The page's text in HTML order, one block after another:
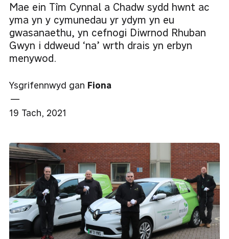
Mae ein Tîm Cynnal a Chadw sydd hwnt ac
yma yn y cymunedau yr ydym yn eu
gwasanaethu, yn cefnogi Diwrnod Rhuban
Gwyn i ddweud ‘na’ wrth drais yn erbyn
menywod.
Ysgrifennwyd gan Fiona
—
19 Tach, 2021